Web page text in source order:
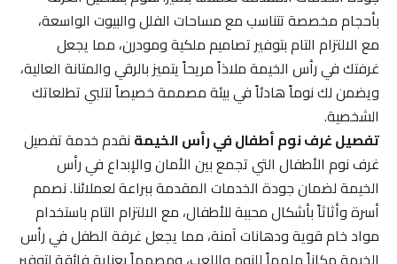
بأحجام مخصصة تتناسب مع مساحات الفلل والبيوت الواسعة،
مع الالتزام التام بتوفير تصاميم ملكية ومودرن، مما يجعل
غرفتك في رأس الخيمة ملاذاً مريحاً يتميز بالرقي والمتانة العالية،
ويضمن لك نوماً هادئاً في بيئة مصممة خصيصاً لتلبي تطلعاتك
الشخصية.
تفصيل غرف نوم أطفال في رأس الخيمةنقدم خدمة تفصيل
غرف نوم الأطفال التي تجمع بين الأمان والإبداع في رأس
الخيمة لضمان جودة الخدمات المقدمة ببراعة لعملائنا. نصمم
أسرة وأثاثاً بأشكال محببة للأطفال، مع الالتزام التام باستخدام
مواد خام قوية ودهانات آمنة، مما يجعل غرفة الطفل في رأس